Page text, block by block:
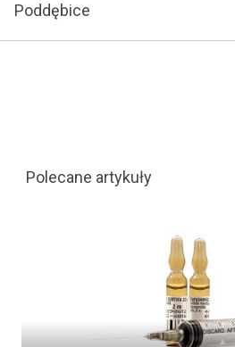
Poddębice
Polecane artykuły